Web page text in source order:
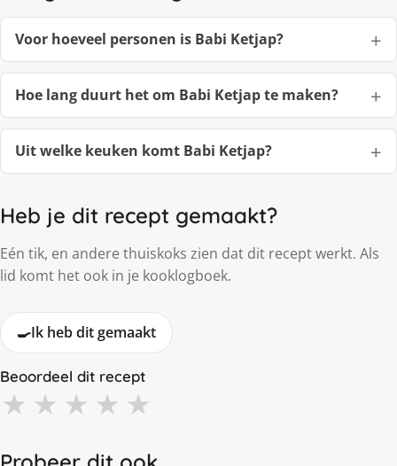
Voor hoeveel personen is Babi Ketjap?
Hoe lang duurt het om Babi Ketjap te maken?
Uit welke keuken komt Babi Ketjap?
Heb je dit recept gemaakt?
Eén tik, en andere thuiskoks zien dat dit recept werkt. Als
lid komt het ook in je kooklogboek.
🍳Ik heb dit gemaakt
Beoordeel dit recept
★ ★ ★ ★ ★